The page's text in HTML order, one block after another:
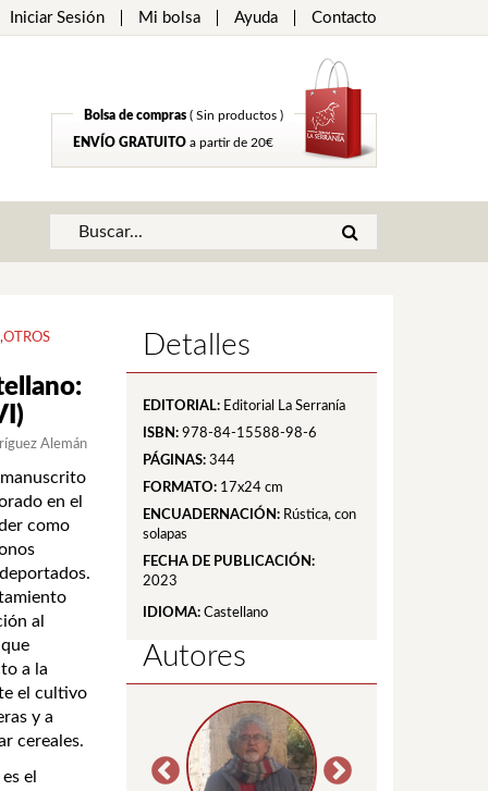
Iniciar Sesión Mi bolsa Ayuda Contacto
Bolsa de compras ( Sin productos )
ENVÍO GRATUITO a partir de 20€
,OTROS
Alemán
en el
como
al
a la
el cultivo
y a
cereales.
el
Detalles
EDITORIAL: Editorial La Serranía
ISBN: 978-84-15588-98-6
PÁGINAS: 344
FORMATO: 17x24 cm
ENCUADERNACIÓN: Rústica, con
solapas
FECHA DE PUBLICACIÓN:
2023
IDIOMA: Castellano
Autores